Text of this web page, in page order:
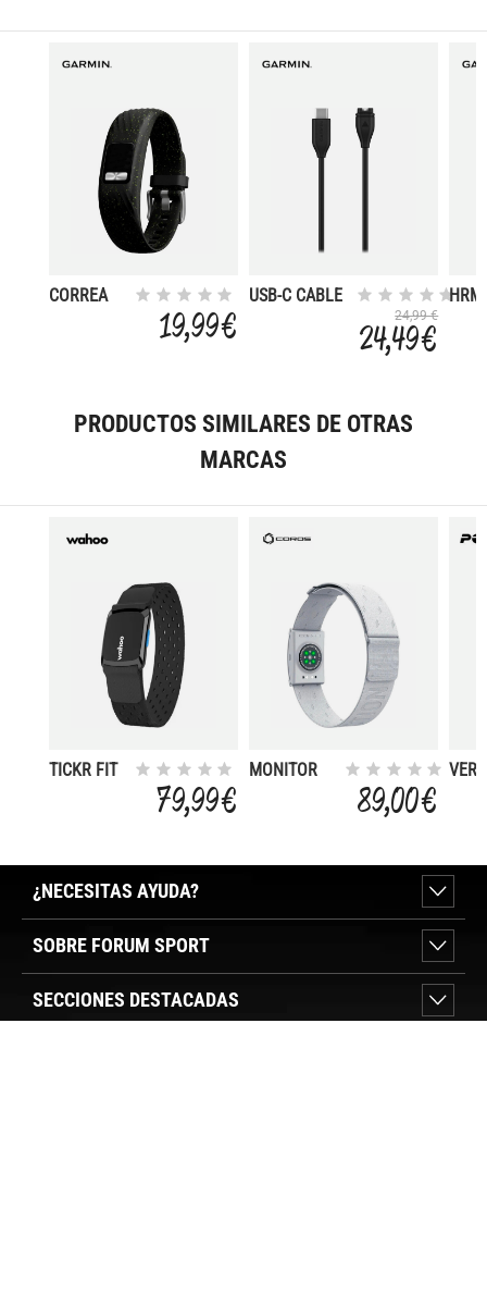
CORREA
19,99 €
USB-C CABLE
24,99 €
24,49 €
HRM
PRODUCTOS SIMILARES DE OTRAS
MARCAS
TICKR FIT
79,99 €
MONITOR
89,00 €
¿NECESITAS AYUDA?
SOBRE FORUM SPORT
SECCIONES DESTACADAS